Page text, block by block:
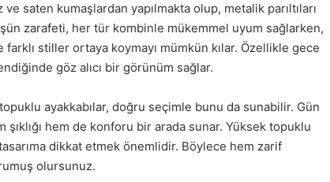
saten kumaşlardan yapılmakta olup, metalik parıltıları
zarafeti, her tür kombinle mükemmel uyum sağlarken,
stiller ortaya koymayı mümkün kılar. Özellikle gece
göz alıcı bir görünüm sağlar.
ayakkabılar, doğru seçimle bunu da sunabilir. Gün
şıklığı hem de konforu bir arada sunar. Yüksek topuklu
dikkat etmek önemlidir. Böylece hem zarif
olursunuz.